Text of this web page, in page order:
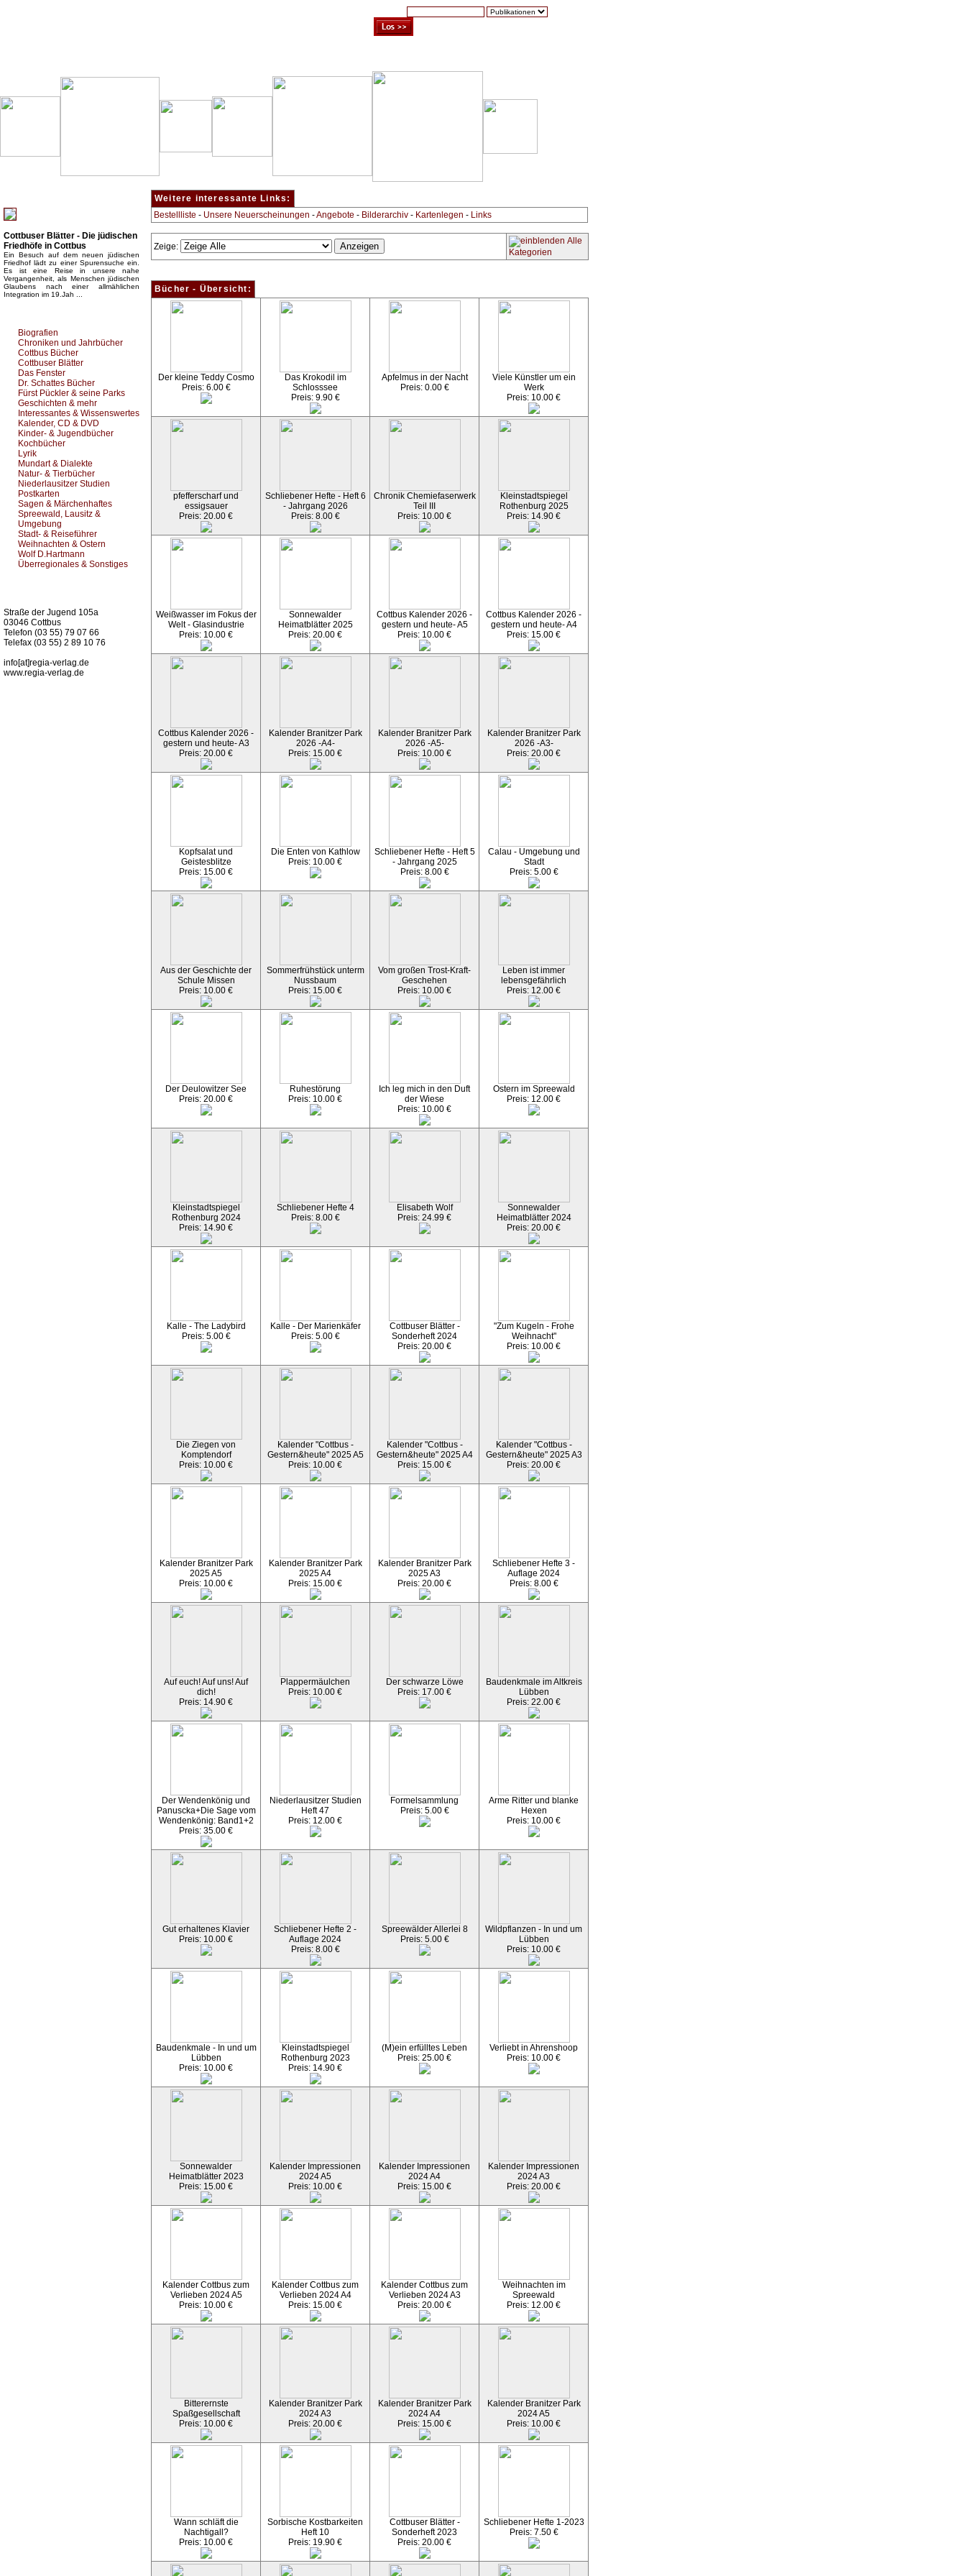
Cottbuser Blätter - Die jüdischen
Friedhöfe in Cottbus
Ein Besuch auf dem neuen jüdischen
Friedhof lädt zu einer Spurensuche ein.
Es ist eine Reise in unsere nahe
Vergangenheit, als Menschen jüdischen
Glaubens nach einer allmählichen
Integration im 19.Jah ...
Biografien
Chroniken und Jahrbücher
Cottbus Bücher
Cottbuser Blätter
Das Fenster
Dr. Schattes Bücher
Fürst Pückler & seine Parks
Geschichten & mehr
Interessantes & Wissenswertes
Kalender, CD & DVD
Kinder- & Jugendbücher
Kochbücher
Lyrik
Mundart & Dialekte
Natur- & Tierbücher
Niederlausitzer Studien
Postkarten
Sagen & Märchenhaftes
Spreewald, Lausitz &
Umgebung
Stadt- & Reiseführer
Weihnachten & Ostern
Wolf D.Hartmann
Überregionales & Sonstiges
Straße der Jugend 105a
03046 Cottbus
Telefon (03 55) 79 07 66
Telefax (03 55) 2 89 10 76
info[at]regia-verlag.de
www.regia-verlag.de
Weitere interessante Links:
Bestellliste - Unsere Neuerscheinungen -Angebote - Bilderarchiv - Kartenlegen - Links
Zeige:
Alle
Kategorien
Bücher - Übersicht:
Der kleine Teddy Cosmo
Preis: 6.00 €
Das Krokodil im
Schlosssee
Preis: 9.90 €
Apfelmus in der Nacht
Preis: 0.00 €
Viele Künstler um ein
Werk
Preis: 10.00 €
pfefferscharf und
essigsauer
Preis: 20.00 €
Schliebener Hefte - Heft 6
- Jahrgang 2026
Preis: 8.00 €
Chronik Chemiefaserwerk
Teil III
Preis: 10.00 €
Kleinstadtspiegel
Rothenburg 2025
Preis: 14.90 €
Weißwasser im Fokus der
Welt - Glasindustrie
Preis: 10.00 €
Sonnewalder
Heimatblätter 2025
Preis: 20.00 €
Cottbus Kalender 2026 -
gestern und heute- A5
Preis: 10.00 €
Cottbus Kalender 2026 -
gestern und heute- A4
Preis: 15.00 €
Cottbus Kalender 2026 -
gestern und heute- A3
Preis: 20.00 €
Kalender Branitzer Park
2026 -A4-
Preis: 15.00 €
Kalender Branitzer Park
2026 -A5-
Preis: 10.00 €
Kalender Branitzer Park
2026 -A3-
Preis: 20.00 €
Kopfsalat und
Geistesblitze
Preis: 15.00 €
Die Enten von Kathlow
Preis: 10.00 €
Schliebener Hefte - Heft 5
- Jahrgang 2025
Preis: 8.00 €
Calau - Umgebung und
Stadt
Preis: 5.00 €
Aus der Geschichte der
Schule Missen
Preis: 10.00 €
Sommerfrühstück unterm
Nussbaum
Preis: 15.00 €
Vom großen Trost-Kraft-
Geschehen
Preis: 10.00 €
Leben ist immer
lebensgefährlich
Preis: 12.00 €
Der Deulowitzer See
Preis: 20.00 €
Ruhestörung
Preis: 10.00 €
Ich leg mich in den Duft
der Wiese
Preis: 10.00 €
Ostern im Spreewald
Preis: 12.00 €
Kleinstadtspiegel
Rothenburg 2024
Preis: 14.90 €
Schliebener Hefte 4
Preis: 8.00 €
Elisabeth Wolf
Preis: 24.99 €
Sonnewalder
Heimatblätter 2024
Preis: 20.00 €
Kalle - The Ladybird
Preis: 5.00 €
Kalle - Der Marienkäfer
Preis: 5.00 €
Cottbuser Blätter -
Sonderheft 2024
Preis: 20.00 €
"Zum Kugeln - Frohe
Weihnacht"
Preis: 10.00 €
Die Ziegen von
Komptendorf
Preis: 10.00 €
Kalender "Cottbus -
Gestern&heute" 2025 A5
Preis: 10.00 €
Kalender "Cottbus -
Gestern&heute" 2025 A4
Preis: 15.00 €
Kalender "Cottbus -
Gestern&heute" 2025 A3
Preis: 20.00 €
Kalender Branitzer Park
2025 A5
Preis: 10.00 €
Kalender Branitzer Park
2025 A4
Preis: 15.00 €
Kalender Branitzer Park
2025 A3
Preis: 20.00 €
Schliebener Hefte 3 -
Auflage 2024
Preis: 8.00 €
Auf euch! Auf uns! Auf
dich!
Preis: 14.90 €
Plappermäulchen
Preis: 10.00 €
Der schwarze Löwe
Preis: 17.00 €
Baudenkmale im Altkreis
Lübben
Preis: 22.00 €
Der Wendenkönig und
Panuscka+Die Sage vom
Wendenkönig: Band1+2
Preis: 35.00 €
Niederlausitzer Studien
Heft 47
Preis: 12.00 €
Formelsammlung
Preis: 5.00 €
Arme Ritter und blanke
Hexen
Preis: 10.00 €
Gut erhaltenes Klavier
Preis: 10.00 €
Schliebener Hefte 2 -
Auflage 2024
Preis: 8.00 €
Spreewälder Allerlei 8
Preis: 5.00 €
Wildpflanzen - In und um
Lübben
Preis: 10.00 €
Baudenkmale - In und um
Lübben
Preis: 10.00 €
Kleinstadtspiegel
Rothenburg 2023
Preis: 14.90 €
(M)ein erfülltes Leben
Preis: 25.00 €
Verliebt in Ahrenshoop
Preis: 10.00 €
Sonnewalder
Heimatblätter 2023
Preis: 15.00 €
Kalender Impressionen
2024 A5
Preis: 10.00 €
Kalender Impressionen
2024 A4
Preis: 15.00 €
Kalender Impressionen
2024 A3
Preis: 20.00 €
Kalender Cottbus zum
Verlieben 2024 A5
Preis: 10.00 €
Kalender Cottbus zum
Verlieben 2024 A4
Preis: 15.00 €
Kalender Cottbus zum
Verlieben 2024 A3
Preis: 20.00 €
Weihnachten im
Spreewald
Preis: 12.00 €
Bitterernste
Spaßgesellschaft
Preis: 10.00 €
Kalender Branitzer Park
2024 A3
Preis: 20.00 €
Kalender Branitzer Park
2024 A4
Preis: 15.00 €
Kalender Branitzer Park
2024 A5
Preis: 10.00 €
Wann schläft die
Nachtigall?
Preis: 10.00 €
Sorbische Kostbarkeiten
Heft 10
Preis: 19.90 €
Cottbuser Blätter -
Sonderheft 2023
Preis: 20.00 €
Schliebener Hefte 1-2023
Preis: 7.50 €